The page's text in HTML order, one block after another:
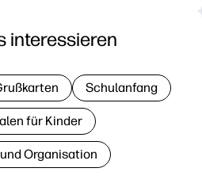
interessieren
Schulanfang
für Kinder
Organisation